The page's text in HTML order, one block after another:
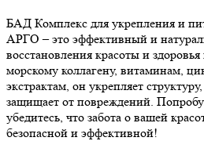
БАД Комплекс для укрепления и
АРГО – это эффективный и
восстановления красоты и
морскому коллагену, витаминам,
экстрактам, он укрепляет
защищает от повреждений.
убедитесь, что забота о вашей
безопасной и эффективной!